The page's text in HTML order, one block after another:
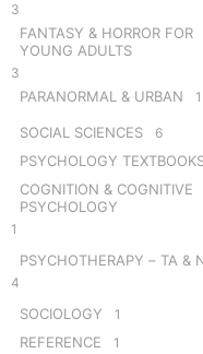
3
FANTASY & HORROR FOR
YOUNG ADULTS
3
PARANORMAL & URBAN 1
SOCIAL SCIENCES 6
PSYCHOLOGY
COGNITION & COGNITIVE
PSYCHOLOGY
1
PSYCHOTHERAPY – TA &
4
SOCIOLOGY 1
REFERENCE 1